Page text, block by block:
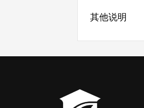
其他说明